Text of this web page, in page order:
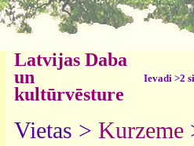
Latvijas Daba
un
kultūrvēsture
Ievadi >2
Vietas > Kurzeme